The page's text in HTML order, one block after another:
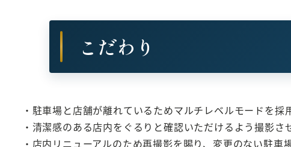
こだわり
・駐車場と店舗が離れているためマルチレベルモードを採
・清潔感のある店内をぐるりと確認いただけるよう撮影さ
・店内リニューアルのため再撮影を賜り、変更のない駐